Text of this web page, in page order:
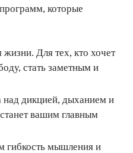
которые
жизни. Для тех, кто хочет
стать заметным и
над дикцией, дыханием и
вашим главным
гибкость мышления и